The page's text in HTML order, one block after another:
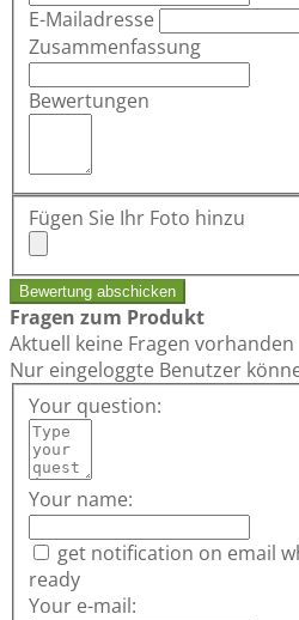
E-Mailadresse
Zusammenfassung
Bewertungen
Fügen Sie Ihr Foto hinzu
Bewertung abschicken
Fragen zum Produkt
Aktuell keine Fragen vorhanden
Nur eingeloggte Benutzer
Your question:
Your name:
get notification on email
ready
Your e-mail: